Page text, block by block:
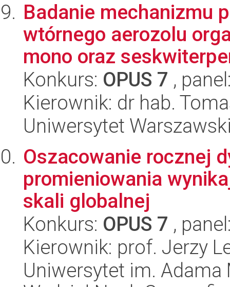
Badanie mechanizmu
wtórnego aerozolu
mono oraz
Konkurs: OPUS 7 ,
Kierownik: dr hab.
Uniwersytet
Oszacowanie rocznej
promieniowania
skali globalnej
Konkurs: OPUS 7 ,
Kierownik: prof. Jerzy
Uniwersytet im.